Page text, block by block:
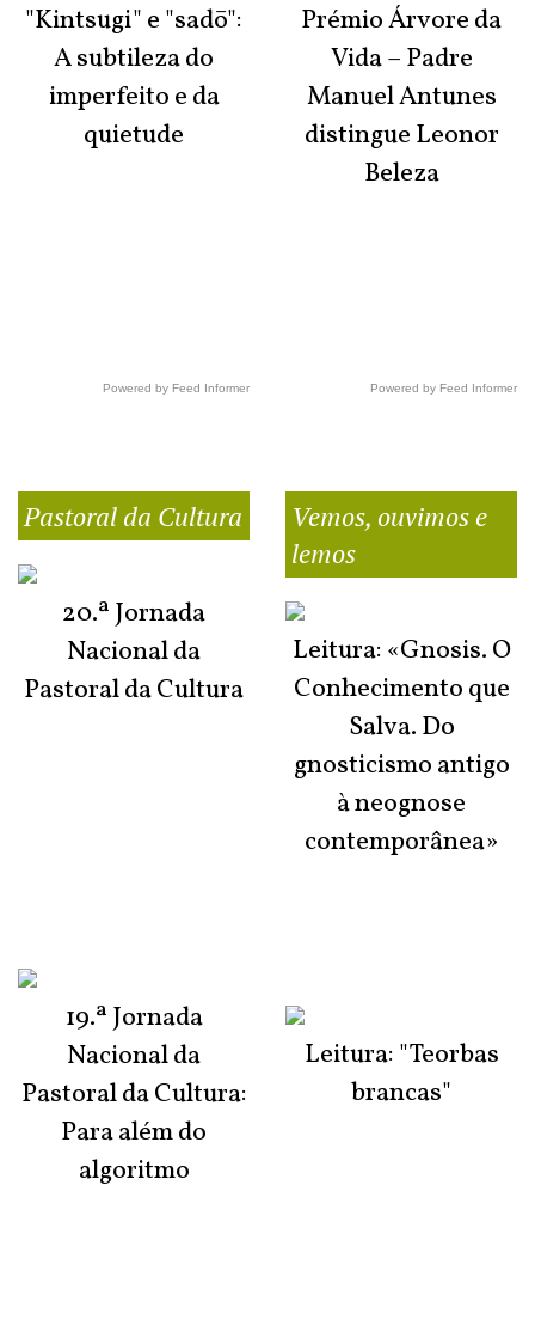
"Kintsugi" e "sadō":
A subtileza do
imperfeito e da
quietude
Powered by Feed Informer
Prémio Árvore da
Vida – Padre
Manuel Antunes
distingue Leonor
Beleza
Powered by Feed Informer
Pastoral da Cultura
20.ª Jornada
Nacional da
Pastoral da Cultura
19.ª Jornada
Nacional da
Pastoral da Cultura:
Para além do
algoritmo
Vemos, ouvimos e
lemos
Leitura: «Gnosis. O
Conhecimento que
Salva. Do
gnosticismo antigo
à neognose
contemporânea»
Leitura: "Teorbas
brancas"